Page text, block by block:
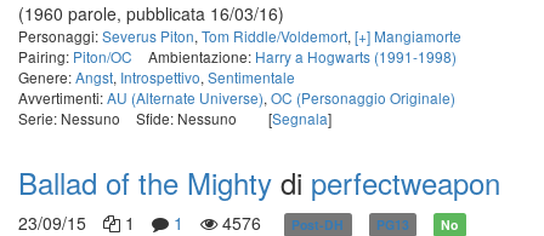
(1960 parole, pubblicata 16/03/16)
Personaggi:Severus Piton, Tom Riddle/Voldemort, [+] Mangiamorte
Pairing: Piton/OC Ambientazione: Harry a Hogwarts (1991-1998)
Genere:Angst, Introspettivo, Sentimentale
Avvertimenti:AU (Alternate Universe), OC (Personaggio Originale)
Serie: Nessuno
Sfide: Nessuno [Segnala]
Ballad of the Mighty di perfectweapon
23/09/15 1 1 4576 Post-DH PG13 No